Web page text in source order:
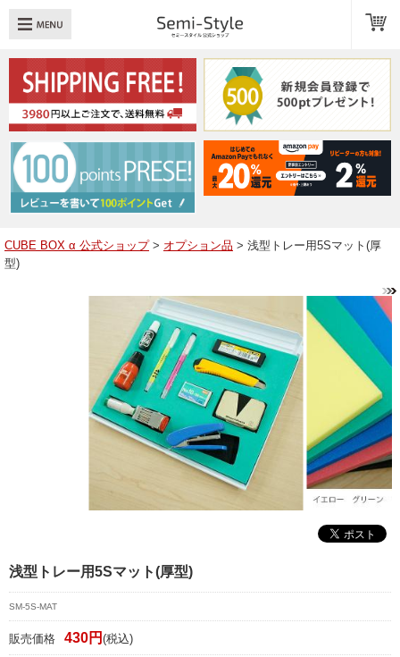
：透明扉 引き出し LED
へ戻る
品一覧
ューブボックスαレイアウト例
料・お支払いについて
イページ/会員登録
CUBE BOX α 公式ショップ> オプション品 > 浅型トレー用5Sマット(厚
型)
浅型トレー用5Sマット(厚型)
SM-5S-MAT
販売価格 430円 (税込)